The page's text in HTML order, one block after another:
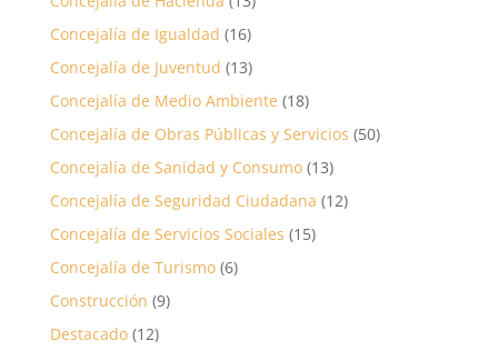
Concejalía de Igualdad (16)
Concejalía de Juventud (13)
Concejalía de Medio Ambiente (18)
Concejalía de Obras Públicas y Servicios (50)
Concejalía de Sanidad y Consumo(13)
Concejalía de Seguridad Ciudadana (12)
Concejalía de Servicios Sociales (15)
Concejalía de Turismo(6)
Construcción (9)
Destacado(12)